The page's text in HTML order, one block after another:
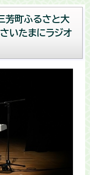
芳町ふるさと大
いたまにラジオ